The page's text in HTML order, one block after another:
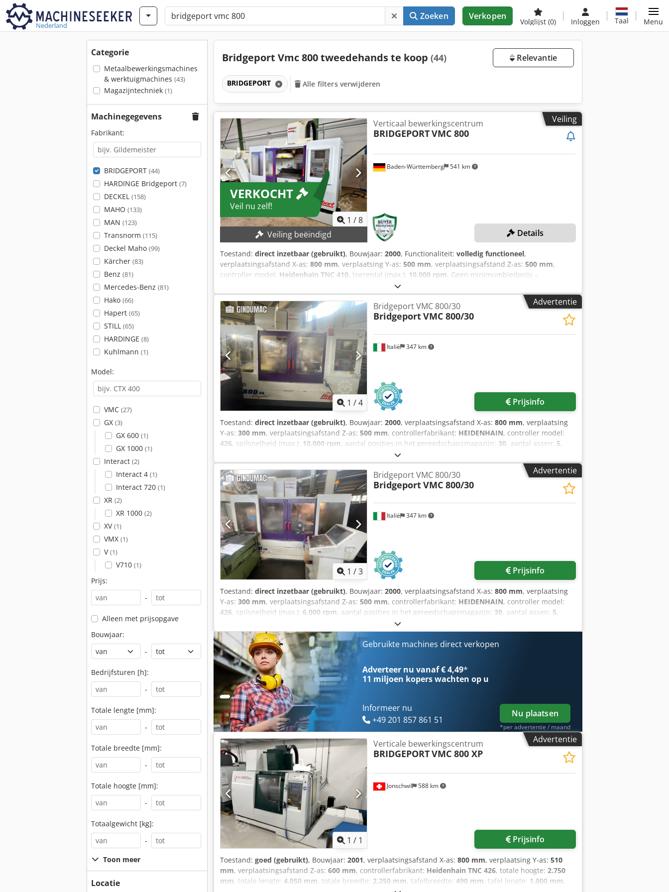
Nederland
Zoeken Verkopen
Volglijst (0) Inloggen Taal Menu
Categorie
Metaalbewerkingsmachines
& werktuigmachines (43)
Magazijntechniek (1)
Machinegegevens
Fabrikant:
BRIDGEPORT (44)
HARDINGE Bridgeport (7)
DECKEL (158)
MAHO (133)
MAN (123)
Transnorm (115)
Deckel Maho (99)
Kärcher (83)
Benz (81)
Mercedes-Benz (81)
Hako (66)
Hapert (65)
STILL (65)
HARDINGE (8)
Kuhlmann (1)
Model:
VMC (27)
GX (3)
GX 600 (1)
GX 1000 (1)
Interact (2)
Interact 4 (1)
Interact 720 (1)
XR (2)
XR 1000 (2)
XV(1)
VMX (1)
V(1)
V710 (1)
Prijs:
-
Alleen met prijsopgave
Bouwjaar:
-
Bedrijfsturen [h]:
-
Totale lengte [mm]:
-
Totale breedte [mm]:
-
Totale hoogte [mm]:
-
Totaalgewicht [kg]:
-
Toon meer
Locatie
Bridgeport Vmc 800 tweedehands te koop (44) Relevantie
BRIDGEPORT Alle filters verwijderen
Veiling
VERKOCHT
Veil nu zelf!
1 /8
Veiling beëindigd
Baden-Württemberg 541 km
Verticaal bewerkingscentrum
BRIDGEPORTVMC 800
Details
Toestand: direct inzetbaar (gebruikt), Bouwjaar: 2000, Functionaliteit: volledig functioneel,
verplaatsingsafstand X-as: 800 mm, verplaatsing Y-as: 500 mm, verplaatsingsafstand Z-as: 500 mm,
controller model: Heidenhain TNC 410, toerental (max.): 10.000 rpm, Geen minimumbiedprijs –
gegarandeerde verkoop tegen het hoogste bod! TECHNISCHE GEGEVENS Verplaatsing X-as: 800 mm
Verplaatsing Y-as: 500 mm Verplaatsing Z-as: 500 mm Toerentalbereik: 0–10.000 omw/min
Toerentalregeling: traploos Gereedschapopname: SK 40 Aantal posities in het magazijn: 20
MACHINEGEGEVENS Besturing: Heidenhain TNC 410 Opspanvlak: 1.000 × 500 mm UITRUSTING Vaste
draaitafel Chedpfxozmryyo Akaea Verticaal gereedschapwisselsysteem Volledige beschermingscabine met
schuifdeuren en binnenverlichting Diverse gereedschapopnames SK 40 Elektronische handwiel
Koelvloeistofvoorziening met krachtigere pomp Koelvloeistofdruk: 20 bar Spaanafvoer
Bedieningshandleiding
Advertentie
1 /4
Italië 347 km
Bridgeport VMC 800/30
BridgeportVMC 800/30
Prijsinfo
Toestand: direct inzetbaar (gebruikt), Bouwjaar: 2000, verplaatsingsafstand X-as: 800 mm, verplaatsing
Y-as: 300 mm, verplaatsingsafstand Z-as: 500 mm, controllerfabrikant: HEIDENHAIN, controller model:
426, spilsnelheid (max.): 10.000 rpm, aantal posities in het gereedschapsmagazijn: 30, aantal assen: 5,
Deze 5-assige Bridgeport VMC 800/30 is in 2000 geproduceerd. De machine heeft een X-asverplaatsing
van 800 mm, een Y-asverplaatsing van 300 mm en een Z-asverplaatsing van 500 mm. De machine is
uitgerust met een HEIDENHAIN 426-besturing en beschikt over 30 gereedschapsposities, evenals een
BT40-spilhouder. Als u op zoek bent naar hoogwaardige bewerkingsmogelijkheden, overweeg dan het
verticale bewerkingscentrum Bridgeport VMC 800/30 dat wij te koop aanbieden. Neem contact met ons op
voor meer informatie. • Interface voor de 4e en 5e as voor de draaitafel van Jones & Shipman (alleen
interface; draaitafel niet gespecificeerd) Codpfxszf Nh Es Akaeha Technical Specification Taper Size BT 40
Advertentie
1 /3
Italië 347 km
Bridgeport VMC 800/30
BridgeportVMC 800/30
Prijsinfo
Toestand: direct inzetbaar (gebruikt), Bouwjaar: 2000, verplaatsingsafstand X-as: 800 mm, verplaatsing
Y-as: 300 mm, verplaatsingsafstand Z-as: 500 mm, controllerfabrikant: HEIDENHAIN, controller model:
426, spilsnelheid (max.): 6.000 rpm, aantal posities in het gereedschapsmagazijn: 30, aantal assen: 5,
Deze 5-assige Bridgeport VMC 800/30 is in 2000 geproduceerd. De machine heeft een X-asverplaatsing
van 800 mm, een Y-asverplaatsing van 300 mm en een Z-asverplaatsing van 500 mm. De machine is
uitgerust met een Heidenhain 426-besturing en heeft een spiltoerental van 6000 RPM, evenals 30
gereedschapsplaatsen. Als u op zoek bent naar hoogwaardige bewerkingsmogelijkheden, overweeg dan
het Bridgeport VMC 800/30 verticaal bewerkingscentrum dat wij te koop aanbieden. Neem contact met
ons op voor meer informatie. Cedozf I Udepfx Akaoha • Interface voor de 4e en 5e as voor de draaitafel
van Jones & Shipman Technical Specification Taper Size BT 40
Gebruikte machines direct verkopen
Adverteer nu vanaf € 4,49*
11 miljoen koperswachten op u
Informeer nu
+49 201 857 861 51
Nu plaatsen
*per advertentie / maand
Advertentie
1 / 1
Jonschwil 588 km
Verticale bewerkingscentrum
BRIDGEPORTVMC 800 XP
Prijsinfo
Toestand: goed (gebruikt), Bouwjaar: 2001, verplaatsingsafstand X-as: 800 mm, verplaatsing Y-as: 510
mm, verplaatsingsafstand Z-as: 600 mm, controllerfabrikant: Heidenhain TNC 426, totale hoogte: 2.750
mm, totale lengte: 4.050 mm, totale breedte: 2.250 mm, tafelbreedte: 490 mm, tafel lengte: 1.000 mm,